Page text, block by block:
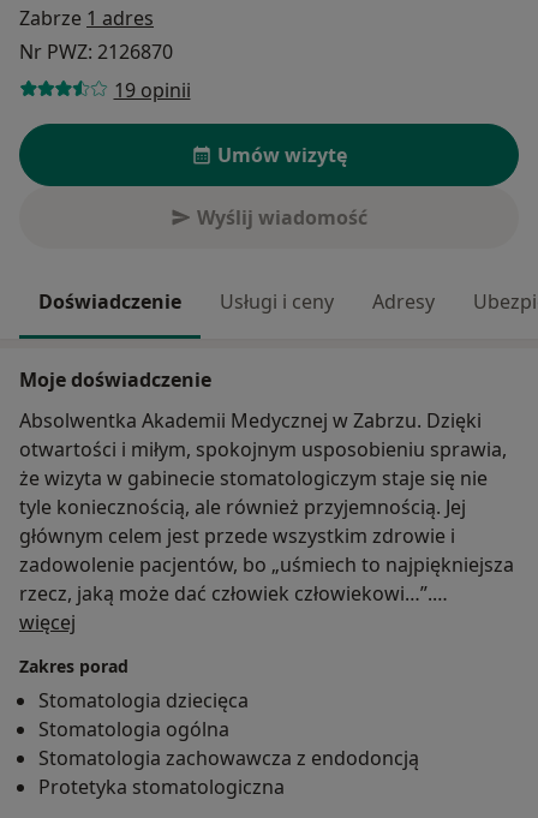
Zabrze 1 adres
Nr PWZ: 2126870
19 opinii
Umów wizytę
Wyślij wiadomość
Doświadczenie Usługi i ceny Adresy
Moje doświadczenie
Absolwentka Akademii Medycznej w Zabrzu. Dzięki
otwartości i miłym, spokojnym usposobieniu sprawia,
że wizyta w gabinecie stomatologiczym staje się nie
tyle koniecznością, ale również przyjemnością. Jej
głównym celem jest przede wszystkim zdrowie i
zadowolenie pacjentów, bo „uśmiech to najpiękniejsza
rzecz, jaką może dać człowiek człowiekowi…”.
Poza stomatologią jej pasją są podróże, narciarstwo.
więcej
Zakres porad
Stomatologia dziecięca
Stomatologia ogólna
Stomatologia zachowawcza z endodoncją
Protetyka stomatologiczna